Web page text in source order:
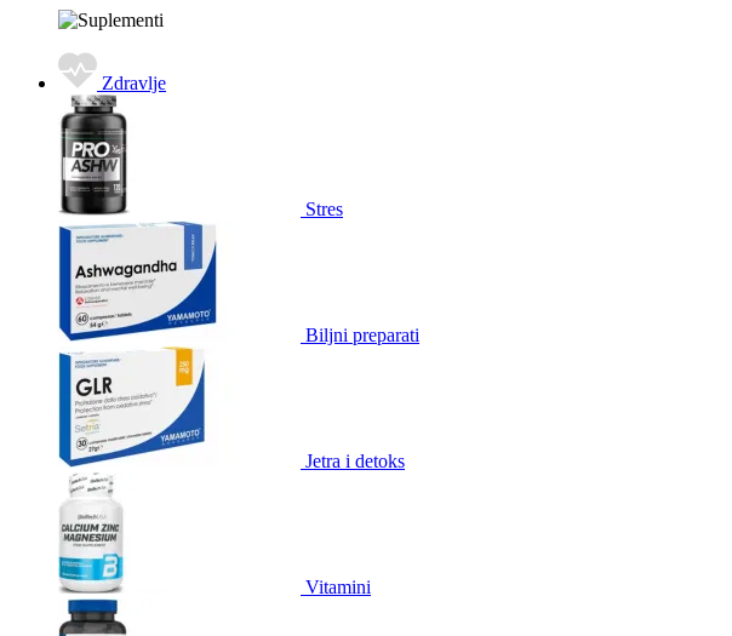
Zdravlje
Stres
Biljni preparati
Jetra i detoks
Vitamini